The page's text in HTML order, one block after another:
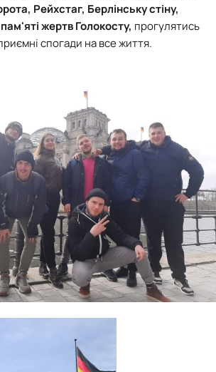
Рейхстаг, Берлінську стіну,
жертв Голокосту, прогулятись
спогади на все життя.